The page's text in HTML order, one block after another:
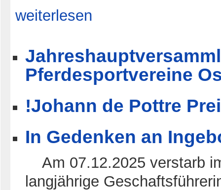
weiterlesen
Pferdesportvereine
!Johann de Pottre
In Gedenken an
Am 07.12.2025 verstarb
langjährige